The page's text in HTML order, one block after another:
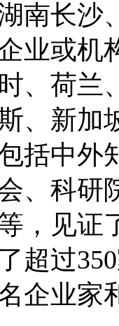
南长沙
业或机
、荷兰
、新加
括中外
、科研
，见证
超过
企业家